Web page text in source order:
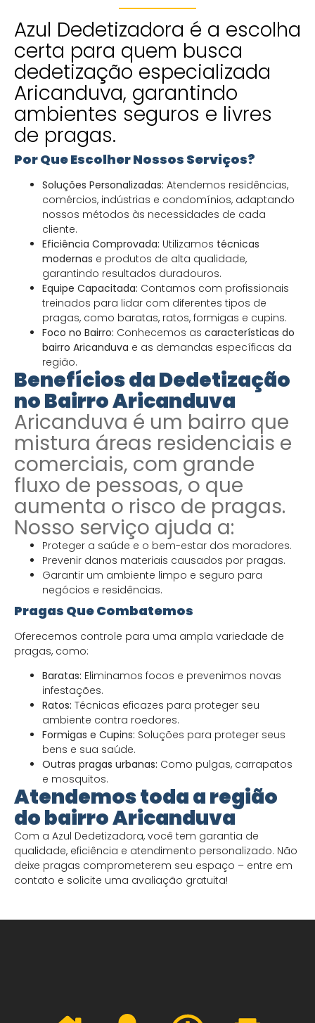
Azul Dedetizadora é a escolha
certa para quem busca
dedetização especializada
Aricanduva, garantindo
ambientes seguros e livres
de pragas.
Por Que Escolher Nossos Serviços?
Soluções Personalizadas: Atendemos residências,
comércios, indústrias e condomínios, adaptando
nossos métodos às necessidades de cada
cliente.
Eficiência Comprovada: Utilizamos técnicas
modernas e produtos de alta qualidade,
garantindo resultados duradouros.
Equipe Capacitada: Contamos com profissionais
treinados para lidar com diferentes tipos de
pragas, como baratas, ratos, formigas e cupins.
Foco no Bairro: Conhecemos as características do
bairro Aricanduva e as demandas específicas da
região.
Benefícios da Dedetização
no Bairro Aricanduva
Aricanduva é um bairro que
mistura áreas residenciais e
comerciais, com grande
fluxo de pessoas, o que
aumenta o risco de pragas.
Nosso serviço ajuda a:
Proteger a saúde e o bem-estar dos moradores.
Prevenir danos materiais causados por pragas.
Garantir um ambiente limpo e seguro para
negócios e residências.
Pragas Que Combatemos
Oferecemos controle para uma ampla variedade de
pragas, como:
Baratas: Eliminamos focos e prevenimos novas
infestações.
Ratos: Técnicas eficazes para proteger seu
ambiente contra roedores.
Formigas e Cupins: Soluções para proteger seus
bens e sua saúde.
Outras pragas urbanas: Como pulgas, carrapatos
e mosquitos.
Atendemos toda a região
do bairro Aricanduva
Com a Azul Dedetizadora, você tem garantia de
qualidade, eficiência e atendimento personalizado. Não
deixe pragas comprometerem seu espaço – entre em
contato e solicite uma avaliação gratuita!